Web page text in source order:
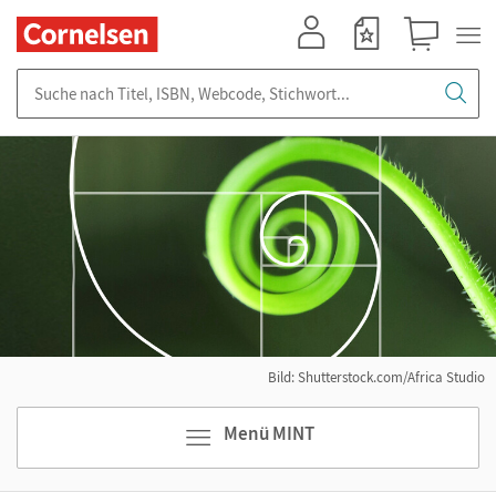
Menü MINT
Bild: Shutterstock.com/Africa Studio